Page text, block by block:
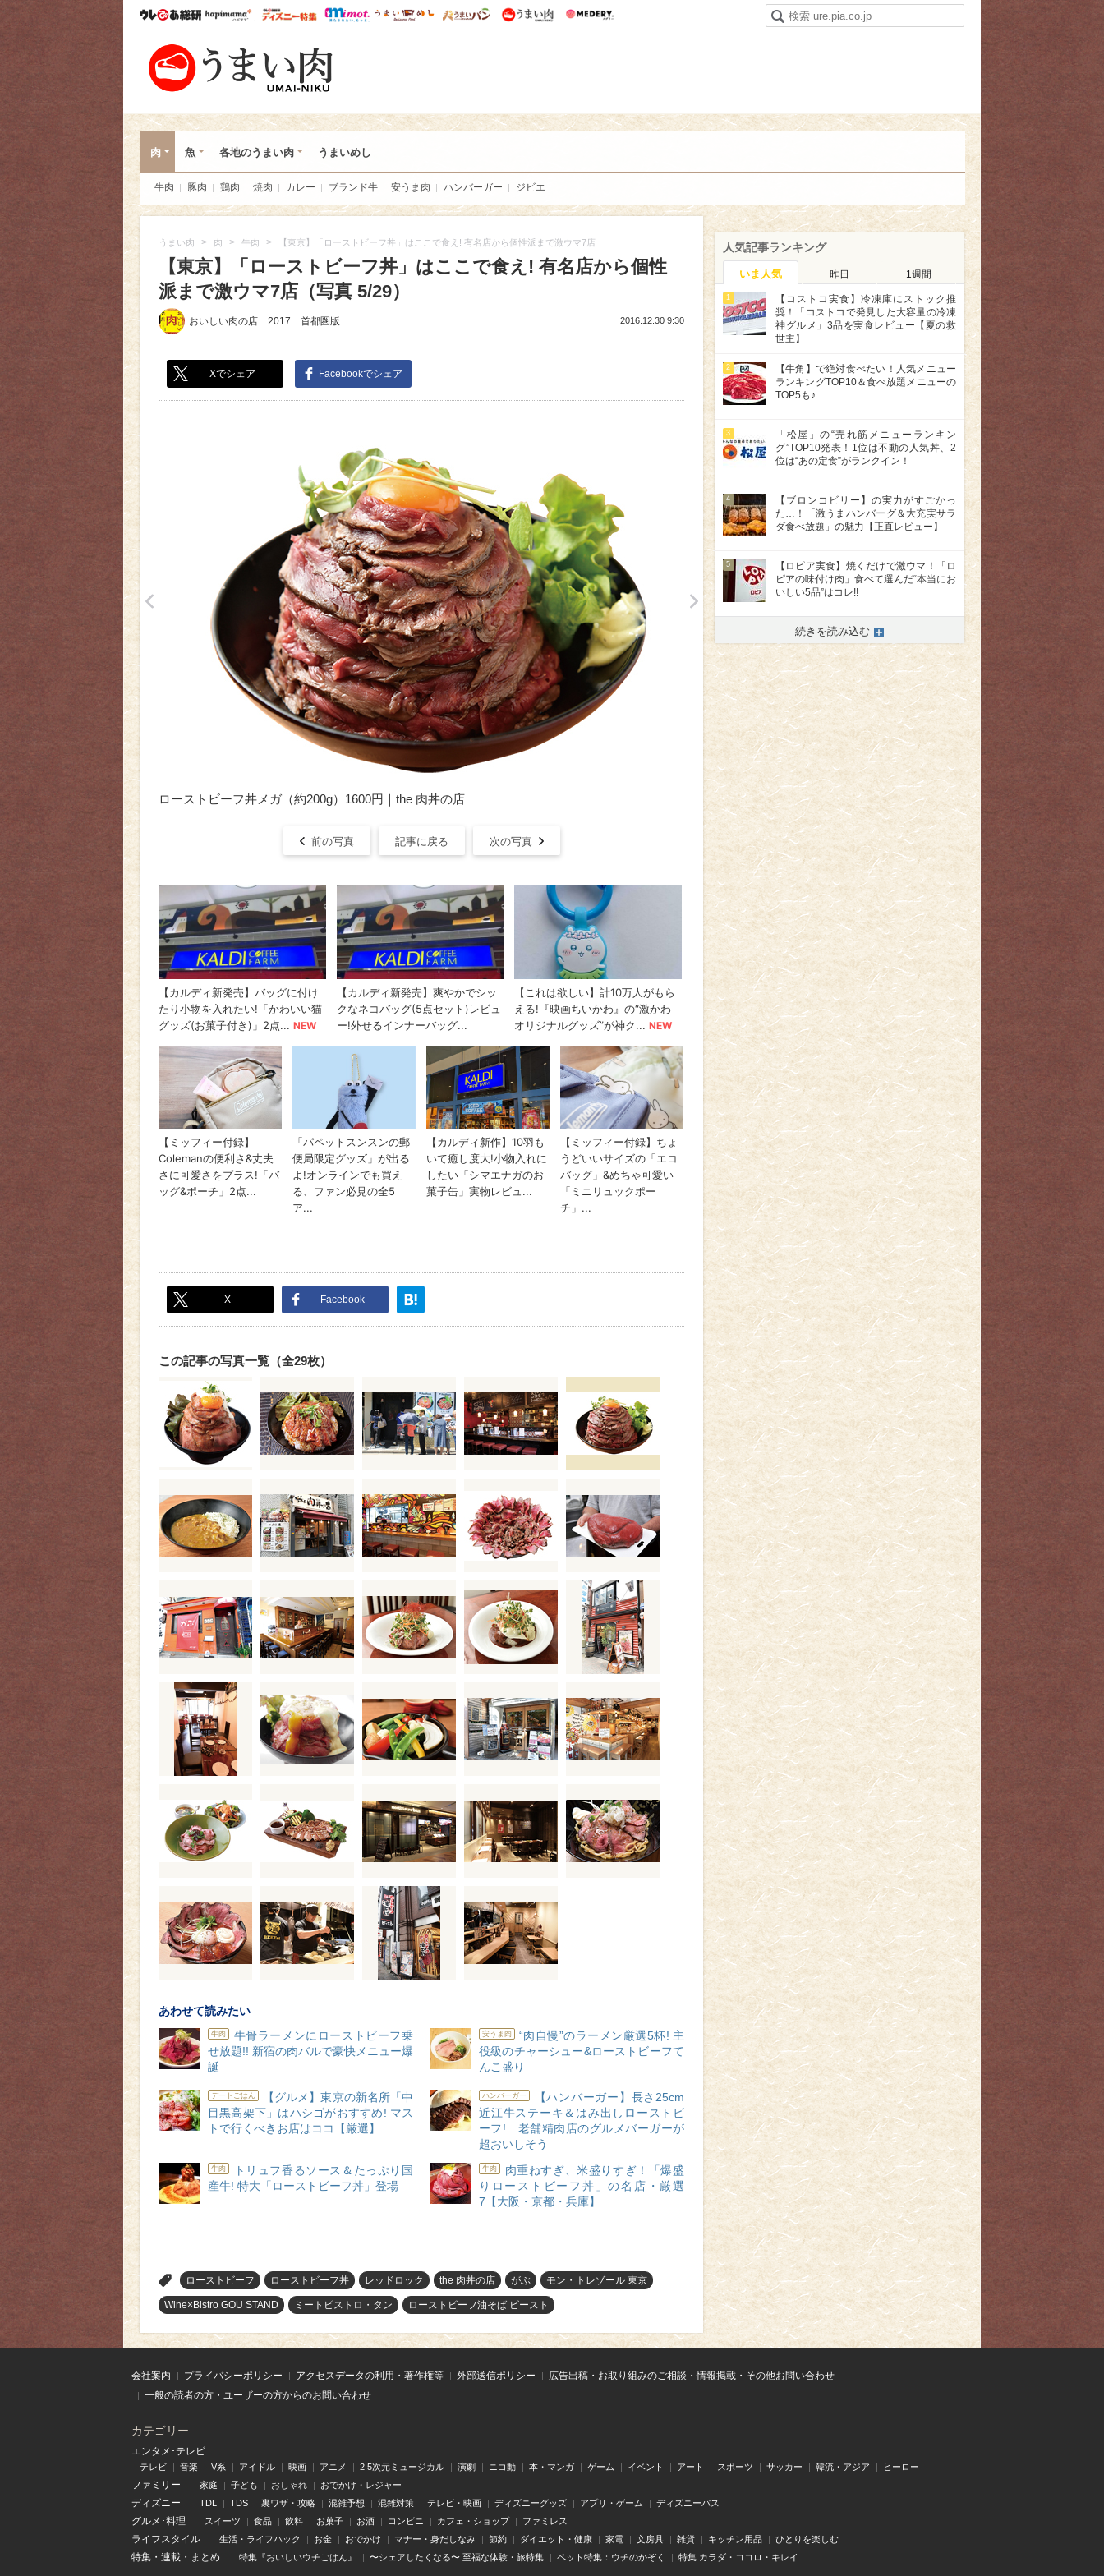
ウレぴあ総研ハピママ* ウレぴあ総研 ディズニー特集
mimot. うまいめし うまいパン うまい肉
肉 魚 各地のうまい肉 うまいめし
牛肉 豚肉 鶏肉 焼肉 カレー ブランド牛 安うま肉 ハンバーガー ジビエ
うまい肉 > 肉 > 牛肉 > 【東京】「ローストビーフ丼」はここで食え! 有名店から個性派まで激ウマ7店
【東京】「ローストビーフ丼」はここで食え! 有名店から個性
派まで激ウマ7店（写真 5/29）
おいしい肉の店 2017 首都圏版 2016.12.30 9:30
Xでシェア Facebookでシェア
>
ローストビーフ丼メガ（約200g）1600円｜the 肉丼の店
前の写真 記事に戻る 次の写真
X Facebook
この記事の写真一覧（全29枚）
あわせて読みたい
牛肉
牛骨ラーメンにローストビーフ乗
せ放題!! 新宿の肉バルで豪快メニュー爆
誕
安うま肉
“肉自慢”のラーメン厳選5杯! 主
役級のチャーシュー&ローストビーフて
んこ盛り
デートごはん
【グルメ】東京の新名所「中
目黒高架下」はハシゴがおすすめ! マス
トで行くべきお店はココ【厳選】
ハンバーガー
【ハンバーガー】長さ25cm
近江牛ステーキ＆はみ出しローストビ
ーフ! 老舗精肉店のグルメバーガーが
超おいしそう
牛肉
トリュフ香るソース＆たっぷり国
産牛! 特大「ローストビーフ丼」登場
牛肉
肉重ねすぎ、米盛りすぎ！「爆盛
りローストビーフ丼」の名店・厳選
7【大阪・京都・兵庫】
ローストビーフ ローストビーフ丼 レッドロック the 肉丼の店 がぶ モン・トレゾール 東京
Wine×Bistro GOU STAND ミートビストロ・タン ローストビーフ油そば ビースト
人気記事ランキング
いま人気 昨日 1週間
1
【コストコ実食】冷凍庫にストック推
奨！「コストコで発見した大容量の冷凍
神グルメ」3品を実食レビュー【夏の救
世主】
2
【牛角】で絶対食べたい！人気メニュー
ランキングTOP10＆食べ放題メニューの
TOP5も♪
3
「松屋」の“売れ筋メニューランキン
グ”TOP10発表！1位は不動の人気丼、2
位は“あの定食”がランクイン！
4
【ブロンコビリー】の実力がすごかっ
た…！「激うまハンバーグ＆大充実サラ
ダ食べ放題」の魅力【正直レビュー】
5
【ロピア実食】焼くだけで激ウマ！「ロ
ピアの味付け肉」食べて選んだ“本当にお
いしい5品”はコレ!!
続きを読み込む
会社案内 プライバシーポリシー アクセスデータの利用・著作権等 外部送信ポリシー
広告出稿・お取り組みのご相談・情報掲載・その他お問い合わせ
一般の読者の方・ユーザーの方からのお問い合わせ
カテゴリー
エンタメ･テレビ
テレビ 音楽 V系 アイドル 映画 アニメ 2.5次元ミュージカル 演劇 ニコ動 本・マンガ ゲーム イベント アート スポーツ サッカー 韓流・アジア ヒーロー
ファミリー 家庭 子ども おしゃれ おでかけ・レジャー
ディズニー TDL TDS 裏ワザ・攻略 混雑予想 混雑対策 テレビ・映画 ディズニーグッズ アプリ・ゲーム ディズニーパス
グルメ･料理 スイーツ 食品 飲料 お菓子 お酒 コンビニ カフェ・ショップ ファミレス
ライフスタイル 生活・ライフハック お金 おでかけ マナー・身だしなみ 節約 ダイエット・健康 家電 文房具 雑貨 キッチン用品 ひとりを楽しむ
特集 ・ 連載 ・ まとめ 特集『おいしいウチごはん』 〜シェアしたくなる〜 至福な体験・旅特集 ペット特集：ウチのかぞく 特集 カラダ・ココロ・キレイ